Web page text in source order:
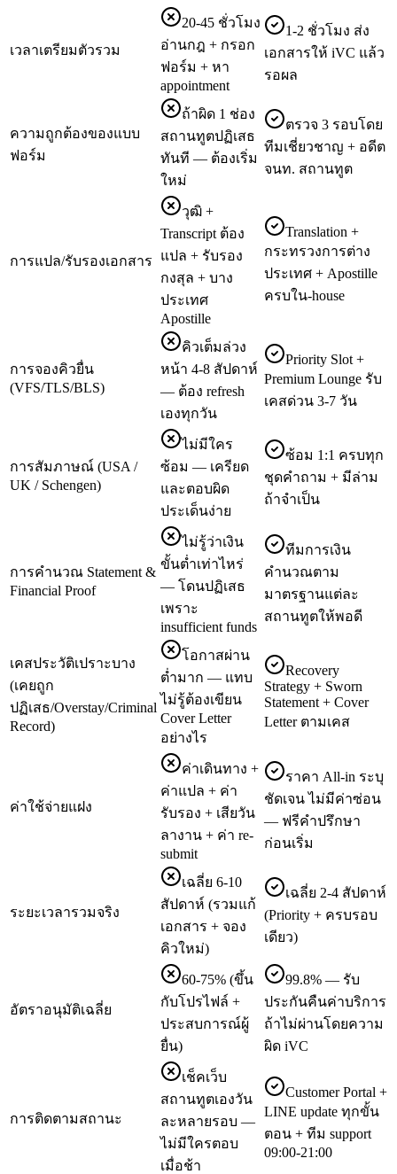
เวลาเตรียมตัวรวม
20-45 ชั่วโมง
อ่านกฎ + กรอก
ฟอร์ม + หา
appointment
1-2 ชั่วโมง ส่ง
เอกสารให้ iVC แล้ว
รอผล
ความถูกต้องของแบบ
ฟอร์ม
ถ้าผิด 1 ช่อง
สถานทูตปฏิเสธ
ทันที — ต้องเริ่ม
ใหม่
ตรวจ 3 รอบโดย
ทีมเชี่ยวชาญ + อดีต
จนท. สถานทูต
การแปล/รับรองเอกสาร
วุฒิ +
Transcript ต้อง
แปล + รับรอง
กงสุล + บาง
ประเทศ
Apostille
Translation +
กระทรวงการต่าง
ประเทศ + Apostille
ครบใน-house
การจองคิวยื่น
(VFS/TLS/BLS)
คิวเต็มล่วง
หน้า 4-8 สัปดาห์
— ต้อง refresh
เองทุกวัน
Priority Slot +
Premium Lounge รับ
เคสด่วน 3-7 วัน
การสัมภาษณ์ (USA /
UK / Schengen)
ไม่มีใคร
ซ้อม — เครียด
และตอบผิด
ประเด็นง่าย
ซ้อม 1:1 ครบทุก
ชุดคำถาม + มีล่าม
ถ้าจำเป็น
การคำนวณ Statement &
Financial Proof
ไม่รู้ว่าเงิน
ขั้นต่ำเท่าไหร่
— โดนปฏิเสธ
เพราะ
insufficient funds
ทีมการเงิน
คำนวณตาม
มาตรฐานแต่ละ
สถานทูตให้พอดี
เคสประวัติเปราะบาง
(เคยถูก
ปฏิเสธ/Overstay/Criminal
Record)
โอกาสผ่าน
ต่ำมาก — แทบ
ไม่รู้ต้องเขียน
Cover Letter
อย่างไร
Recovery
Strategy + Sworn
Statement + Cover
Letter ตามเคส
ค่าใช้จ่ายแฝง
ค่าเดินทาง +
ค่าแปล + ค่า
รับรอง + เสียวัน
ลางาน + ค่า re-
submit
ราคา All-in ระบุ
ชัดเจน ไม่มีค่าซ่อน
— ฟรีคำปรึกษา
ก่อนเริ่ม
ระยะเวลารวมจริง
เฉลี่ย 6-10
สัปดาห์ (รวมแก้
เอกสาร + จอง
คิวใหม่)
เฉลี่ย 2-4 สัปดาห์
(Priority + ครบรอบ
เดียว)
อัตราอนุมัติเฉลี่ย
60-75% (ขึ้น
กับโปรไฟล์ +
ประสบการณ์ผู้
ยื่น)
99.8% — รับ
ประกันคืนค่าบริการ
ถ้าไม่ผ่านโดยความ
ผิด iVC
การติดตามสถานะ
เช็คเว็บ
สถานทูตเองวัน
ละหลายรอบ —
ไม่มีใครตอบ
เมื่อช้า
Customer Portal +
LINE update ทุกขั้น
ตอน + ทีม support
09:00-21:00